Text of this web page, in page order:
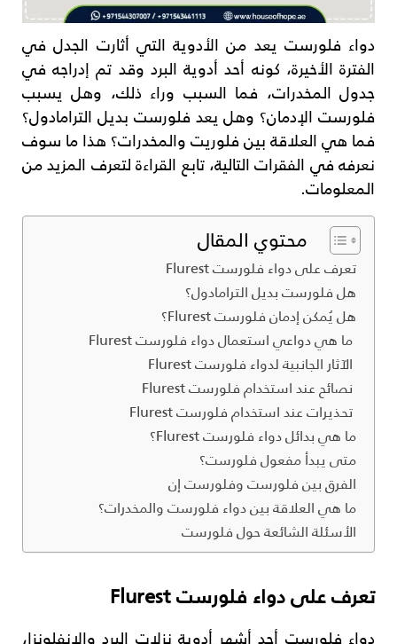
دواء فلورست يعد من الأدوية التي أثارت الجدل في
الفترة الأخيرة، كونه أحد أدوية البرد وقد تم إدراجه في
جدول المخدرات، فما السبب وراء ذلك، وهل يسبب
فلورست الإدمان؟ وهل يعد فلورست بديل الترامادول؟
فما هي العلاقة بين فلوريت والمخدرات؟ هذا ما سوف
نعرفه في الفقرات التالية، تابع القراءة لتعرف المزيد من
المعلومات.
محتوي المقال
تعرف على دواء فلورست Flurest
هل فلورست بديل الترامادول؟
هل يُمكن إدمان فلورست Flurest؟
ما هي دواعي استعمال دواء فلورست Flurest
الآثار الجانبية لدواء فلورست Flurest
نصائح عند استخدام فلورست Flurest
تحذيرات عند استخدام فلورست Flurest
ما هي بدائل دواء فلورست Flurest؟
متى يبدأ مفعول فلورست؟
الفرق بين فلورست وفلورست إن
ما هي العلاقة بين دواء فلورست والمخدرات؟
الأسئلة الشائعة حول فلورست
تعرف على دواء فلورست Flurest
دواء فلورست أحد أشهر أدوية نزلات البرد والإنفلونزا،